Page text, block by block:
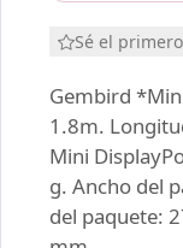
Sé el
Gembird
1.8m.
Mini
g. Ancho del
del paquete: